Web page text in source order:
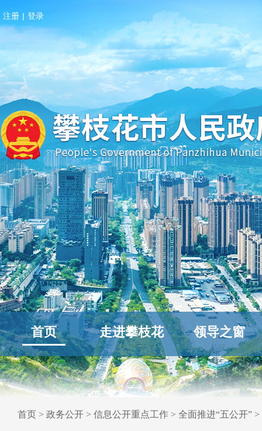
注册 | 登录
首页 走进攀枝花 领导之窗
首页 > 政务公开 > 信息公开重点工作 > 全面推进“五公开” >